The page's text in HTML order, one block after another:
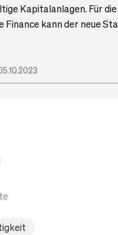
Kapitalanlagen. Für
Finance kann der neue